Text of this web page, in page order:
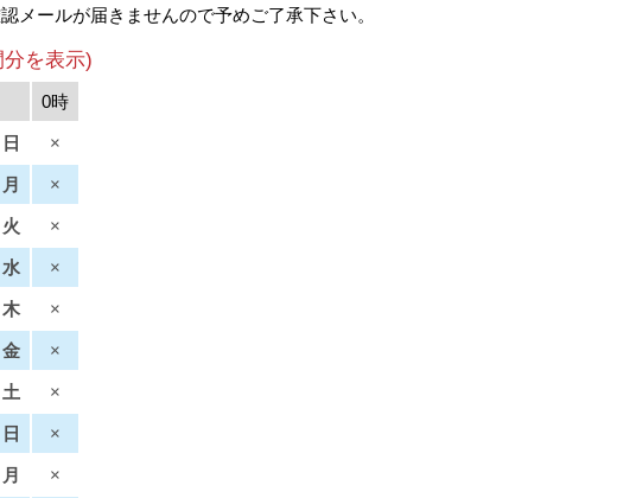
メールが届きませんので予めご了承下さい。
を表示)
0時
日 ×
月 ×
火 ×
水 ×
木 ×
金 ×
土 ×
日 ×
月 ×